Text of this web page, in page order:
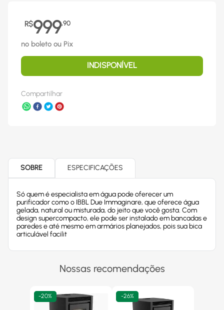
R$999,90
no boleto ou Pix
INDISPONÍVEL
Compartilhar
SOBRE ESPECIFICAÇÕES
Só quem é especialista em água pode oferecer um
purificador como o IBBL Due Immaginare, que oferece água
gelada, natural ou misturada, do jeito que você gosta. Com
design supercompacto, ele pode ser instalado em bancadas e
paredes e até mesmo em armários planejados, pois sua bica
articulável facilit
Nossas recomendações
-20% -26%